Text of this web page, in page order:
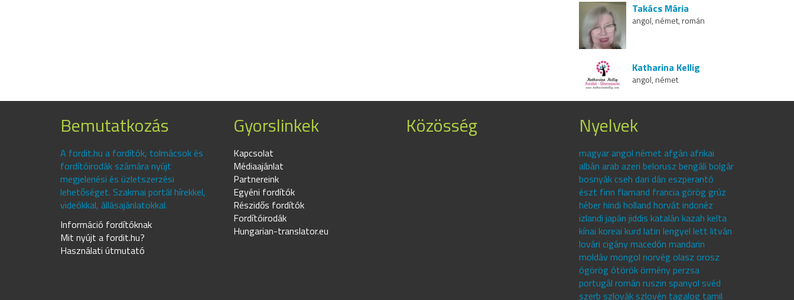
Takács Mária
angol, német, román
Katharina Kellig
angol, német
Bemutatkozás
A fordit.hu a fordítók, tolmácsok és
fordítóirodák számára nyújt
megjelenési és üzletszerzési
lehetőséget. Szakmai portál hírekkel,
videókkal, állásajánlatokkal.
Információ fordítóknak
Mit nyújt a fordit.hu?
Használati útmutató
Gyorslinkek
Kapcsolat
Médiaajánlat
Partnereink
Egyéni fordítók
Részidős fordítók
Fordítóirodák
Hungarian-translator.eu
Közösség Nyelvek
magyar angol német afgán afrikai
albán arab azeri belorusz bengáli bolgár
bosnyák cseh dari dán eszperantó
észt finn flamand francia görög grúz
héber hindi holland horvát indonéz
izlandi japán jiddis katalán kazah kelta
kínai koreai kurd latin lengyel lett litván
lovári cigány macedón mandarin
moldáv mongol norvég olasz orosz
ógörög ótörök örmény perzsa
portugál román ruszin spanyol svéd
szerb szlovák szlovén tagalog tamil